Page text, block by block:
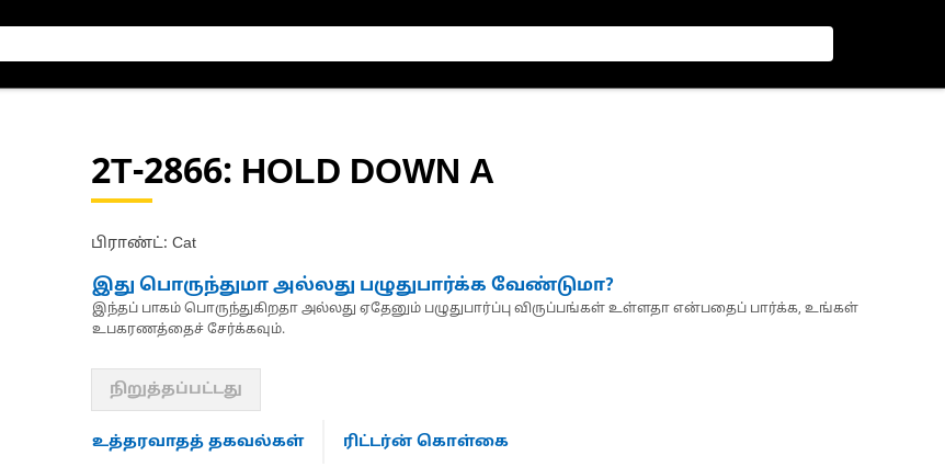
2T-2866: HOLD DOWN A
பிராண்ட்: Cat
இது பொருந்துமா அல்லது பழுதுபார்க்க வேண்டுமா?
இந்தப் பாகம் பொருந்துகிறதா அல்லது ஏதேனும் பழுதுபார்ப்பு விருப்பங்கள் உள்ளதா என்பதைப் பார்க்க, உங்கள்
உபகரணத்தைச் சேர்க்கவும்.
நிறுத்தப்பட்டது
உத்தரவாதத் தகவல்கள் ரிட்டர்ன் கொள்கை